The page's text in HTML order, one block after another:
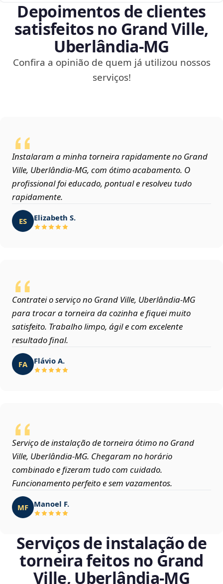
Depoimentos de clientes
satisfeitos no Grand Ville,
Uberlândia‑MG
Confira a opinião de quem já utilizou nossos
serviços!
Instalaram a minha torneira rapidamente no Grand
Ville, Uberlândia‑MG, com ótimo acabamento. O
profissional foi educado, pontual e resolveu tudo
rapidamente.
ES Elizabeth S.
Contratei o serviço no Grand Ville, Uberlândia‑MG
para trocar a torneira da cozinha e fiquei muito
satisfeito. Trabalho limpo, ágil e com excelente
resultado final.
FA Flávio A.
Serviço de instalação de torneira ótimo no Grand
Ville, Uberlândia‑MG. Chegaram no horário
combinado e fizeram tudo com cuidado.
Funcionamento perfeito e sem vazamentos.
MF Manoel F.
Serviços de instalação de
torneira feitos no Grand
Ville, Uberlândia‑MG